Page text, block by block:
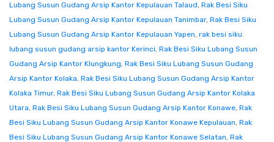
Lubang Susun Gudang Arsip Kantor Kepulauan Talaud, Rak Besi Siku
Lubang Susun Gudang Arsip Kantor Kepulauan Tanimbar, Rak Besi Siku
Lubang Susun Gudang Arsip Kantor Kepulauan Yapen, rak besi siku
lubang susun gudang arsip kantor Kerinci, Rak Besi Siku Lubang Susun
Gudang Arsip Kantor Klungkung, Rak Besi Siku Lubang Susun Gudang
Arsip Kantor Kolaka, Rak Besi Siku Lubang Susun Gudang Arsip Kantor
Kolaka Timur, Rak Besi Siku Lubang Susun Gudang Arsip Kantor Kolaka
Utara, Rak Besi Siku Lubang Susun Gudang Arsip Kantor Konawe, Rak
Besi Siku Lubang Susun Gudang Arsip Kantor Konawe Kepulauan, Rak
Besi Siku Lubang Susun Gudang Arsip Kantor Konawe Selatan, Rak